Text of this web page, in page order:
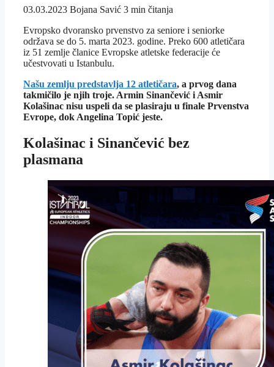
03.03.2023 Bojana Savić 3 min čitanja
Evropsko dvoransko prvenstvo za seniore i seniorke
održava se do 5. marta 2023. godine. Preko 600 atletičara
iz 51 zemlje članice Evropske atletske federacije će
učestvovati u Istanbulu.
Našu zemlju predstavlja 12 atletičara, a prvog dana
takmičilo je njih troje. Armin Sinančević i Asmir
Kolašinac nisu uspeli da se plasiraju u finale Prvenstva
Evrope, dok Angelina Topić jeste.
Kolašinac i Sinančević bez
plasmana